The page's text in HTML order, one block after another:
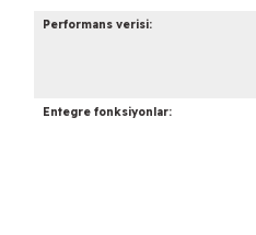
Performans verisi:
Entegre fonksiyonlar: